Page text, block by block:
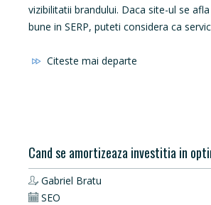
vizibilitatii brandului. Daca site-ul se
bune in SERP, puteti considera ca
Citeste mai departe
Cand se amortizeaza investitia in
Gabriel Bratu
SEO